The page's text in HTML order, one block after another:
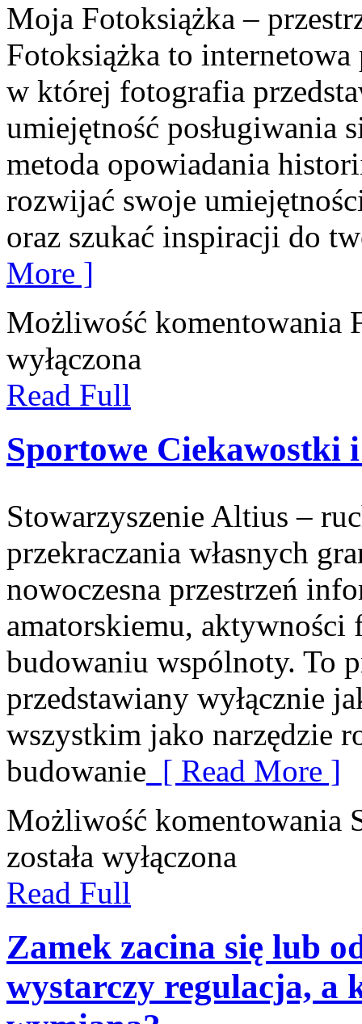
Moja Fotoksiążka –
Fotoksiążka to
w której fotografia
umiejętność posługiwania
metoda opowiadania
rozwijać swoje
oraz szukać inspiracji do
More ]
Możliwość komentowania
wyłączona
Read Full
Sportowe Ciekawostki
Stowarzyszenie Altius –
przekraczania własnych
nowoczesna przestrzeń
amatorskiemu, aktywności
budowaniu wspólnoty. To
przedstawiany wyłącznie
wszystkim jako narzędzie
budowanie [ Read More ]
Możliwość komentowania
została wyłączona
Read Full
Zamek zacina się lub
wystarczy regulacja, a